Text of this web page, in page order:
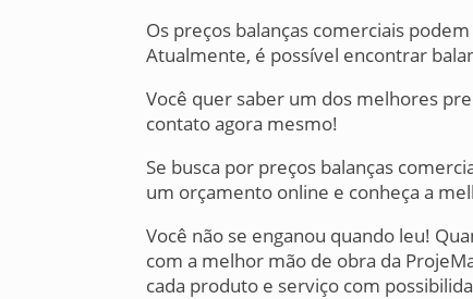
Os preços balanças comerciais
Atualmente, é possível encontrar
Você quer saber um dos melhores
contato agora mesmo!
Se busca por preços balanças
um orçamento online e conheça a
Você não se enganou quando leu!
com a melhor mão de obra da
cada produto e serviço com